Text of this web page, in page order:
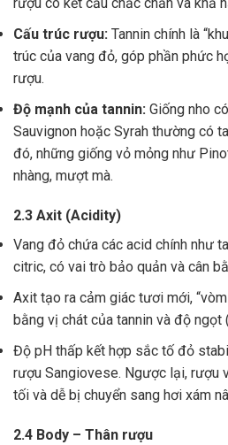
rượu có kết cấu chắc chắn và khả
Cấu trúc rượu: Tannin chính là
trúc của vang đỏ, góp phần phức
rượu.
Độ mạnh của tannin: Giống nho
Sauvignon hoặc Syrah thường có
đó, những giống vỏ mỏng như
nhàng, mượt mà.
2.3 Axit (Acidity)
Vang đỏ chứa các acid chính như
citric, có vai trò bảo quản và cân
Axit tạo ra cảm giác tươi mới,
bằng vị chát của tannin và độ ngọt
Độ pH thấp kết hợp sắc tố đỏ
rượu Sangiovese. Ngược lại, rượu
tối và dễ bị chuyển sang hơi xám
2.4 Body – Thân rượu